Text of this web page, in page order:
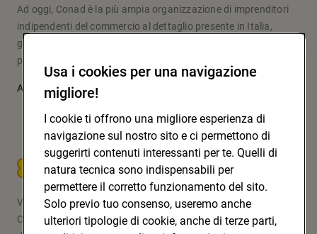
Ad oggi, Conad è la più ampia organizzazione di imprenditori
indipendenti del commercio al dettaglio presente in Italia,
grazie a un modello originale d’impresa e fare la spesa che
pone al centro le persone: i soci, i clienti, la comunità.
Approfondisci
CONAD SOC. COOP.
Via Michelino, 59 | 40127 BOLOGNA
Codice Fiscale e Registro Imprese
Usa i cookies per una navigazione
migliore!
I cookie ti offrono una migliore esperienza di
navigazione sul nostro sito e ci permettono di
suggerirti contenuti interessanti per te. Quelli di
natura tecnica sono indispensabili per
permettere il corretto funzionamento del sito.
Solo previo tuo consenso, useremo anche
ulteriori tipologie di cookie, anche di terze parti,